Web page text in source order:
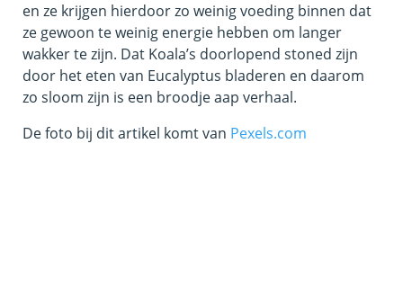
en ze krijgen hierdoor zo weinig voeding binnen dat
ze gewoon te weinig energie hebben om langer
wakker te zijn. Dat Koala’s doorlopend stoned zijn
door het eten van Eucalyptus bladeren en daarom
zo sloom zijn is een broodje aap verhaal.
De foto bij dit artikel komt van Pexels.com